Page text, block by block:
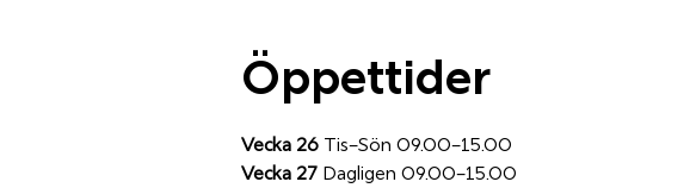
​​Öppettider
Vecka 26 Tis–Sön 09.00–15.00
Vecka 27 Dagligen 09.00–15.00